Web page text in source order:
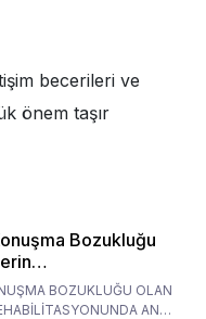
becerileri ve
önem taşır
Bozukluğu
Ana
BOZUKLUĞU OLAN
ANA